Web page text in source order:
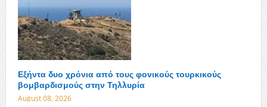
Εξήντα δυο χρόνια από τους φονικούς τουρκικούς
βομβαρδισμούς στην Τηλλυρία
August 08, 2026